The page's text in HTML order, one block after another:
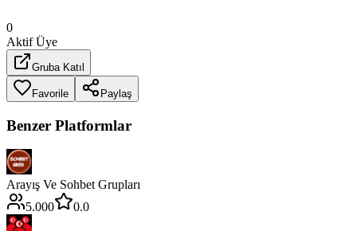
0
Aktif Üye
Gruba Katıl
Favorile Paylaş
Benzer Platformlar
Arayış Ve Sohbet Grupları
5.000
0.0